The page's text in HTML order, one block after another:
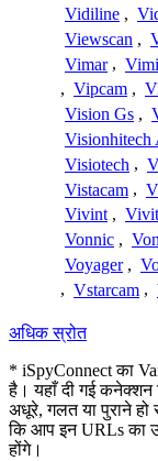
Vidiline ,
Viewscan ,
Vimar ,
, Vipcam ,
Vision Gs ,
Visionhitech
Visiotech ,
Vistacam ,
Vivint ,
Vonnic ,
Voyager ,
, Vstarcam ,
अधिक स्रोत
* iSpyConnect का
है। यहाँ दी गई कनेक्शन
अधूरे, गलत या पुराने हो
कि आप इन URLs का
होंगे।